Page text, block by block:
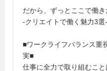
だから、ずっとここで働き
‐クリエイトで働く魅力3選-
■ワークライフバランス重
実■
仕事に全力で取り組むこ